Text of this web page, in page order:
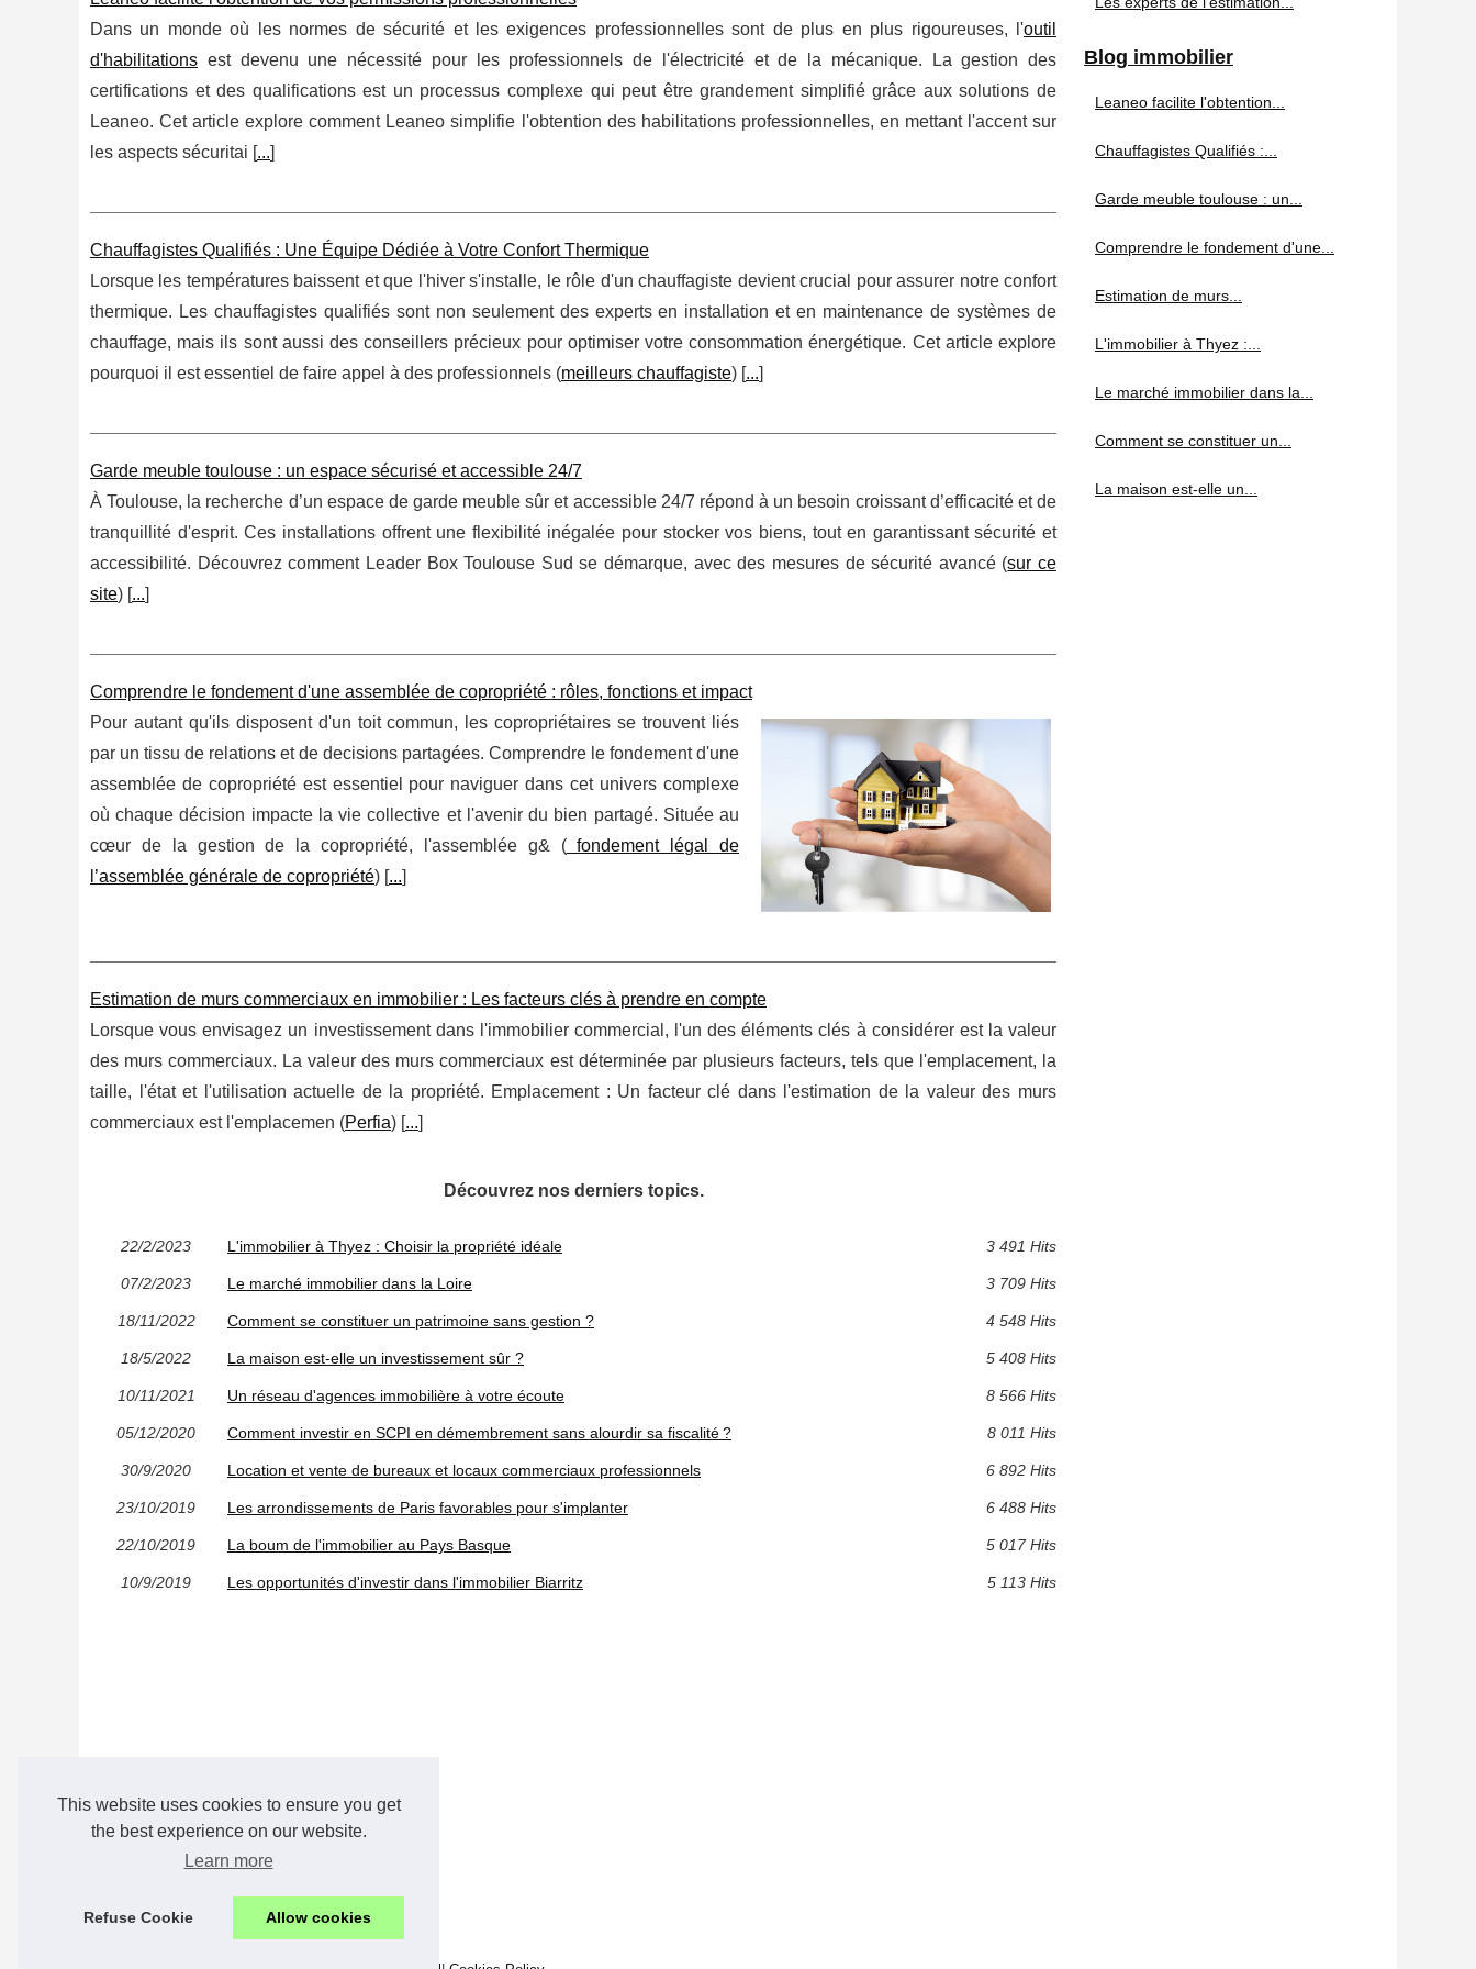
This website uses cookies to ensure you get
the best experience on our website.
Learn more
Refuse Cookie Allow cookies
Dans un monde où les normes de sécurité et les exigences professionnelles sont de plus en plus rigoureuses, l'outil
d'habilitations est devenu une nécessité pour les professionnels de l'électricité et de la mécanique. La gestion des
certifications et des qualifications est un processus complexe qui peut être grandement simplifié grâce aux solutions de
Leaneo. Cet article explore comment Leaneo simplifie l'obtention des habilitations professionnelles, en mettant l'accent sur
les aspects sécuritai [...]
Chauffagistes Qualifiés : Une Équipe Dédiée à Votre Confort Thermique
Lorsque les températures baissent et que l'hiver s'installe, le rôle d'un chauffagiste devient crucial pour assurer notre confort
thermique. Les chauffagistes qualifiés sont non seulement des experts en installation et en maintenance de systèmes de
chauffage, mais ils sont aussi des conseillers précieux pour optimiser votre consommation énergétique. Cet article explore
pourquoi il est essentiel de faire appel à des professionnels (meilleurs chauffagiste) [...]
Garde meuble toulouse : un espace sécurisé et accessible 24/7
À Toulouse, la recherche d’un espace de garde meuble sûr et accessible 24/7 répond à un besoin croissant d’efficacité et de
tranquillité d'esprit. Ces installations offrent une flexibilité inégalée pour stocker vos biens, tout en garantissant sécurité et
accessibilité. Découvrez comment Leader Box Toulouse Sud se démarque, avec des mesures de sécurité avancé (sur ce
site) [...]
Comprendre le fondement d'une assemblée de copropriété : rôles, fonctions et impact
Pour autant qu'ils disposent d'un toit commun, les copropriétaires se trouvent liés
par un tissu de relations et de decisions partagées. Comprendre le fondement d'une
assemblée de copropriété est essentiel pour naviguer dans cet univers complexe
où chaque décision impacte la vie collective et l'avenir du bien partagé. Située au
cœur de la gestion de la copropriété, l'assemblée g& (fondement légal de
l’assemblée générale de copropriété) [...]
Estimation de murs commerciaux en immobilier : Les facteurs clés à prendre en compte
Lorsque vous envisagez un investissement dans l'immobilier commercial, l'un des éléments clés à considérer est la valeur
des murs commerciaux. La valeur des murs commerciaux est déterminée par plusieurs facteurs, tels que l'emplacement, la
taille, l'état et l'utilisation actuelle de la propriété. Emplacement : Un facteur clé dans l'estimation de la valeur des murs
commerciaux est l'emplacemen (Perfia) [...]
Découvrez nos derniers topics.
22/2/2023 L'immobilier à Thyez : Choisir la propriété idéale 3 491 Hits
07/2/2023 Le marché immobilier dans la Loire 3 709 Hits
18/11/2022 Comment se constituer un patrimoine sans gestion ? 4 548 Hits
18/5/2022 La maison est-elle un investissement sûr ? 5 408 Hits
10/11/2021 Un réseau d'agences immobilière à votre écoute 8 566 Hits
05/12/2020 Comment investir en SCPI en démembrement sans alourdir sa fiscalité ? 8 011 Hits
30/9/2020 Location et vente de bureaux et locaux commerciaux professionnels 6 892 Hits
23/10/2019 Les arrondissements de Paris favorables pour s'implanter 6 488 Hits
22/10/2019 La boum de l'immobilier au Pays Basque 5 017 Hits
10/9/2019 Les opportunités d'investir dans l'immobilier Biarritz 5 113 Hits
Blog immobilier
Leaneo facilite l'obtention...
Chauffagistes Qualifiés :...
Garde meuble toulouse : un...
Comprendre le fondement d'une...
Estimation de murs...
L'immobilier à Thyez :...
Le marché immobilier dans la...
Comment se constituer un...
La maison est-elle un...